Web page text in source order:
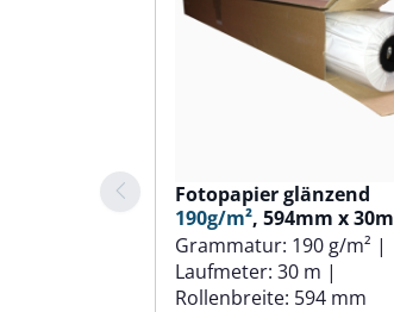
Fotopapier glänzend
190g/m², 594mm x 30m
Grammatur: 190 g/m² |
Laufmeter: 30 m |
Rollenbreite: 594 mm